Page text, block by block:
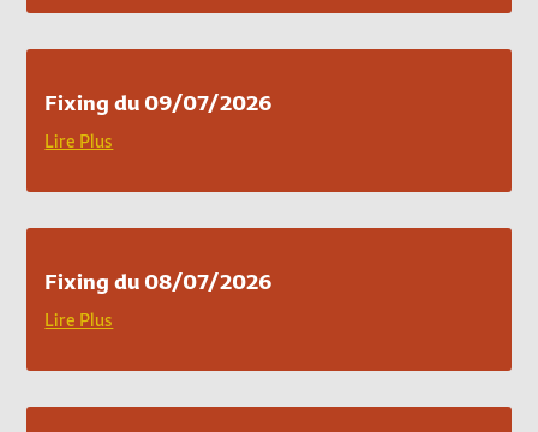
Fixing du 09/07/2026
Lire Plus
Fixing du 08/07/2026
Lire Plus